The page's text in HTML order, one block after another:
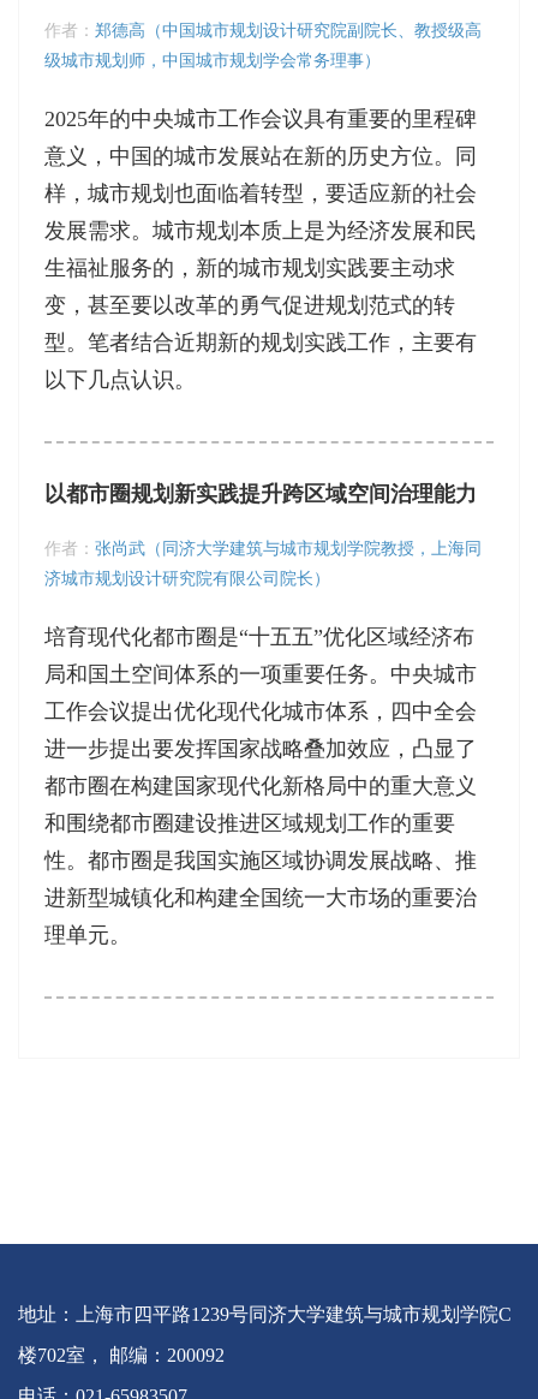
作者： 郑德高（中国城市规划设计研究院副院长、教授级高
级城市规划师，中国城市规划学会常务理事）
2025年的中央城市工作会议具有重要的里程碑
意义，中国的城市发展站在新的历史方位。同
样，城市规划也面临着转型，要适应新的社会
发展需求。城市规划本质上是为经济发展和民
生福祉服务的，新的城市规划实践要主动求
变，甚至要以改革的勇气促进规划范式的转
型。笔者结合近期新的规划实践工作，主要有
以下几点认识。
以都市圈规划新实践提升跨区域空间治理能力
作者： 张尚武（同济大学建筑与城市规划学院教授，上海同
济城市规划设计研究院有限公司院长）
培育现代化都市圈是“十五五”优化区域经济布
局和国土空间体系的一项重要任务。中央城市
工作会议提出优化现代化城市体系，四中全会
进一步提出要发挥国家战略叠加效应，凸显了
都市圈在构建国家现代化新格局中的重大意义
和围绕都市圈建设推进区域规划工作的重要
性。都市圈是我国实施区域协调发展战略、推
进新型城镇化和构建全国统一大市场的重要治
理单元。
地址：上海市四平路1239号同济大学建筑与城市规划学院C
楼702室， 邮编：200092